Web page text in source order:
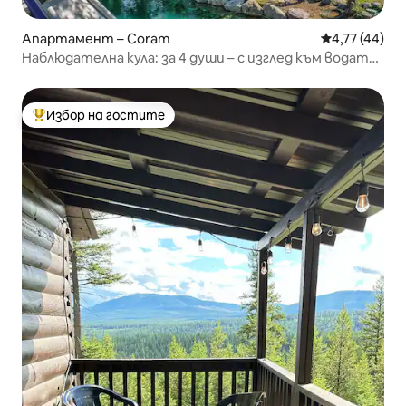
Апартамент – Coram Средна
4,77 (44)
Наблюдателна кула: за 4 души – с изглед към водата
Най-популярен избор на гостите
Избор на гостите